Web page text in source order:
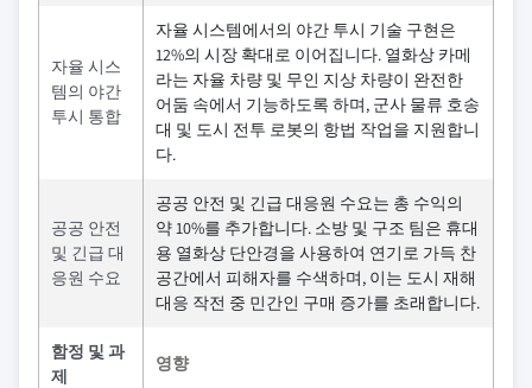
자율 시스
템의 야간
투시 통합
자율 시스템에서의 야간 투시 기술 구현은
12%의 시장 확대로 이어집니다. 열화상 카메
라는 자율 차량 및 무인 지상 차량이 완전한
어둠 속에서 기능하도록 하며, 군사 물류 호송
대 및 도시 전투 로봇의 항법 작업을 지원합니
다.
공공 안전
및 긴급 대
응원 수요
공공 안전 및 긴급 대응원 수요는 총 수익의
약 10%를 추가합니다. 소방 및 구조 팀은 휴대
용 열화상 단안경을 사용하여 연기로 가득 찬
공간에서 피해자를 수색하며, 이는 도시 재해
대응 작전 중 민간인 구매 증가를 초래합니다.
함정 및 과
제
영향